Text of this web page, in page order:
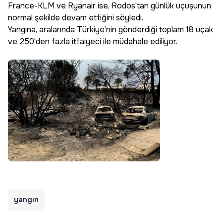
France-KLM ve Ryanair ise, Rodos'tan günlük uçuşunun
normal şekilde devam ettiğini söyledi.
Yangına, aralarında Türkiye’nin gönderdiği toplam 18 uçak
ve 250'den fazla itfaiyeci ile müdahale ediliyor.
yangın